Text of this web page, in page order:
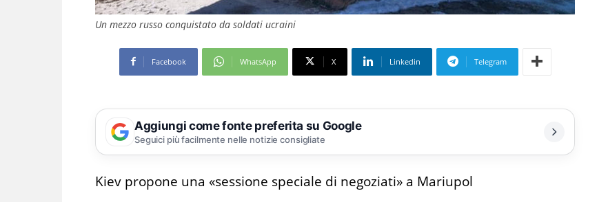
Un mezzo russo conquistato da soldati ucraini
Facebook WhatsApp X Linkedin Telegram
Aggiungi come fonte preferita su Google
Seguici più facilmente nelle notizie consigliate
Kiev propone una «sessione speciale di negoziati» a Mariupol